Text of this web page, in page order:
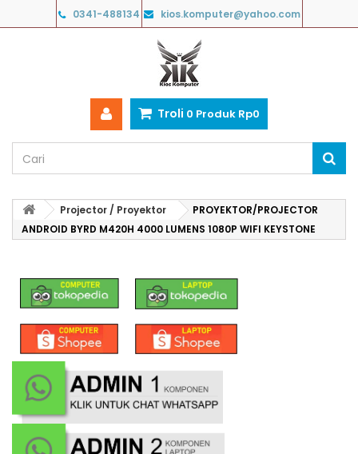
0341-488134 kios.komputer@yahoo.com
Troli 0 Produk Rp‎0
Projector / Proyektor
PROYEKTOR/PROJECTOR
ANDROID BYRD M420H 4000 LUMENS 1080P WIFI KEYSTONE